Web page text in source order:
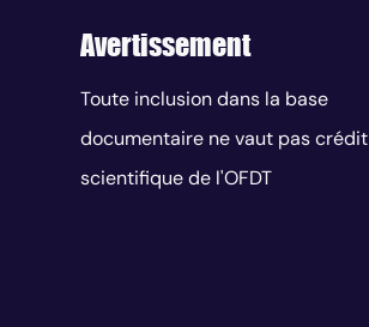
Avertissement
Toute inclusion dans la base
documentaire ne vaut pas crédit
scientifique de l'OFDT